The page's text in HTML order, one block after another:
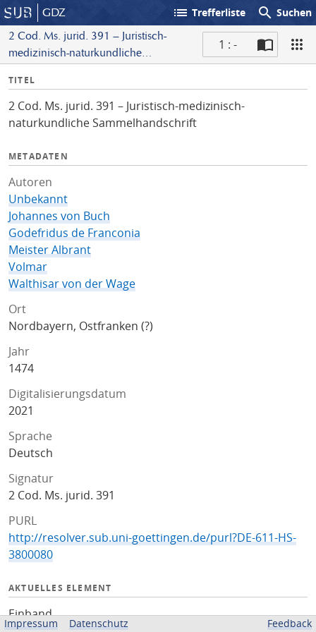
GDZ list Trefferliste search Suchen
2 Cod. Ms. jurid. 391 – Juristisch-
medizinisch-naturkundliche
1 : -
I
f
o
TITEL
2 Cod. Ms. jurid. 391 – Juristisch-medizinisch-
naturkundliche Sammelhandschrift
METADATEN
Autoren
Unbekannt
Johannes von Buch
Godefridus de Franconia
Meister Albrant
Volmar
Walthisar von der Wage
Ort
Nordbayern, Ostfranken (?)
Jahr
1474
Digitalisierungsdatum
2021
Sprache
Deutsch
Signatur
2 Cod. Ms. jurid. 391
PURL
http://resolver.sub.uni-goettingen.de/purl?DE-611-HS-
3800080
AKTUELLES ELEMENT
Einband
Impressum Datenschutz Feedback